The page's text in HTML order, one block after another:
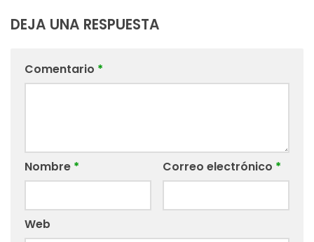
DEJA UNA RESPUESTA
Comentario *
Nombre * Correo electrónico *
Web